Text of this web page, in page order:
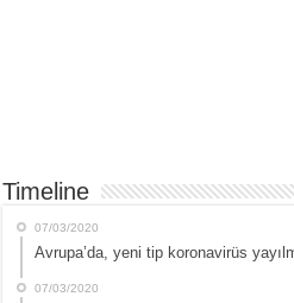
Timeline
07/03/2020
Avrupa’da, yeni tip koronavirüs
07/03/2020